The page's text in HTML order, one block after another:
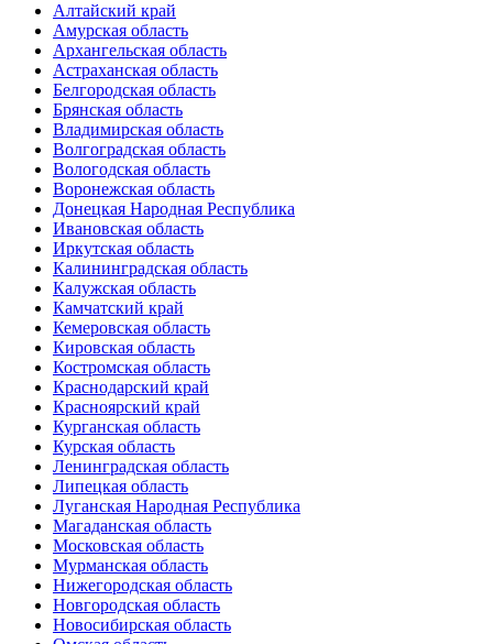
Алтайский край
Амурская область
Архангельская область
Астраханская область
Белгородская область
Брянская область
Владимирская область
Волгоградская область
Вологодская область
Воронежская область
Донецкая Народная Республика
Ивановская область
Иркутская область
Калининградская область
Калужская область
Камчатский край
Кемеровская область
Кировская область
Костромская область
Краснодарский край
Красноярский край
Курганская область
Курская область
Ленинградская область
Липецкая область
Луганская Народная Республика
Магаданская область
Московская область
Мурманская область
Нижегородская область
Новгородская область
Новосибирская область